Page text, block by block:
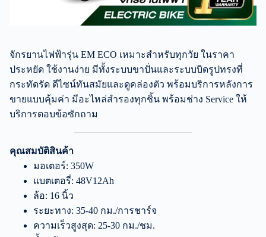
จักรยานไฟฟ้ารุ่น EM ECO เหมาะสำหรับทุกวัย ในราคา
ประหยัด ใช้งานง่าย มีทั้งระบบขาปั่นและระบบบิดรูปทรงที่
กระทัดรัด ดีไซน์ทันสมัยและดูคล่องตัว พร้อมบริการหลังการ
ขายแบบคุ้มค่า มีอะไหล่สำรองทุกชิ้น พร้อมช่าง Service ให้
บริการตอบข้อซักถาม
คุณสมบัติสินค้า
มอเตอร์: 350W
แบตเตอรี่: 48V12Ah
ล้อ: 16 นิ้ว
ระยะทาง: 35-40 กม./การชาร์จ
ความเร็วสูงสุด: 25-30 กม./ชม.